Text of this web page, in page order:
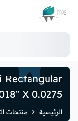
الشعار
Rectangular
X 0.0275"
الرئيسية منتجات